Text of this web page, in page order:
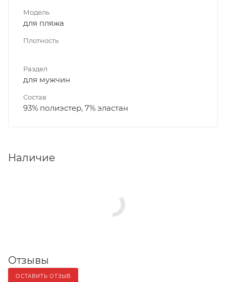
Модель
для пляжа
Плотность
Раздел
для мужчин
Состав
93% полиэстер, 7% эластан
Наличие
Отзывы
ОСТАВИТЬ ОТЗЫВ